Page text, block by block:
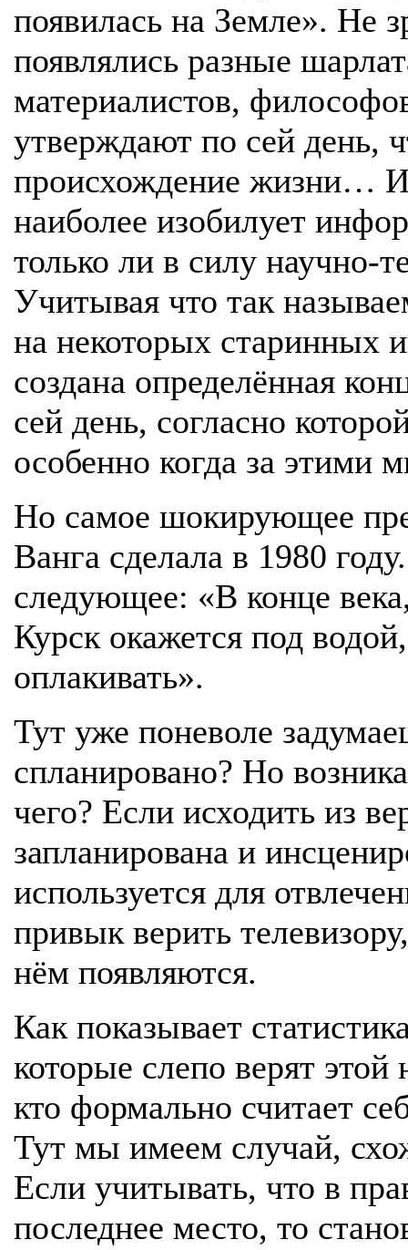
появилась на Земле». Не
появлялись разные
материалистов,
утверждают по сей день,
происхождение жизни…
наиболее изобилует
только ли в силу научно-
Учитывая что так
на некоторых старинных
создана определённая
сей день, согласно
особенно когда за этими
Но самое шокирующее
Ванга сделала в 1980
следующее: «В конце
Курск окажется под
оплакивать».
Тут уже поневоле
спланировано? Но
чего? Если исходить из
запланирована и
используется для
привык верить
нём появляются.
Как показывает
которые слепо верят этой
кто формально считает
Тут мы имеем случай,
Если учитывать, что в
последнее место, то